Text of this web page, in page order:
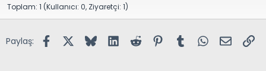
Toplam: 1 (Kullanıcı: 0, Ziyaretçi: 1)
Paylaş: FacebookX (Twitter)
BlueskyLinkedInReddit PinterestTumblr WhatsApp
E-posta